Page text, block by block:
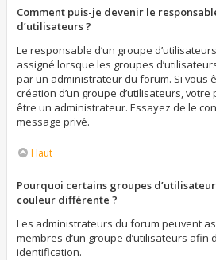
Comment puis-je devenir le
d’utilisateurs ?
Le responsable d’un groupe
assigné lorsque les groupes
par un administrateur du forum. Si vous
création d’un groupe d’utilisateurs,
être un administrateur. Essayez de le
message privé.
Haut
Pourquoi certains groupes
couleur différente ?
Les administrateurs du forum peuvent
membres d’un groupe d’utilisateurs afin
identification.